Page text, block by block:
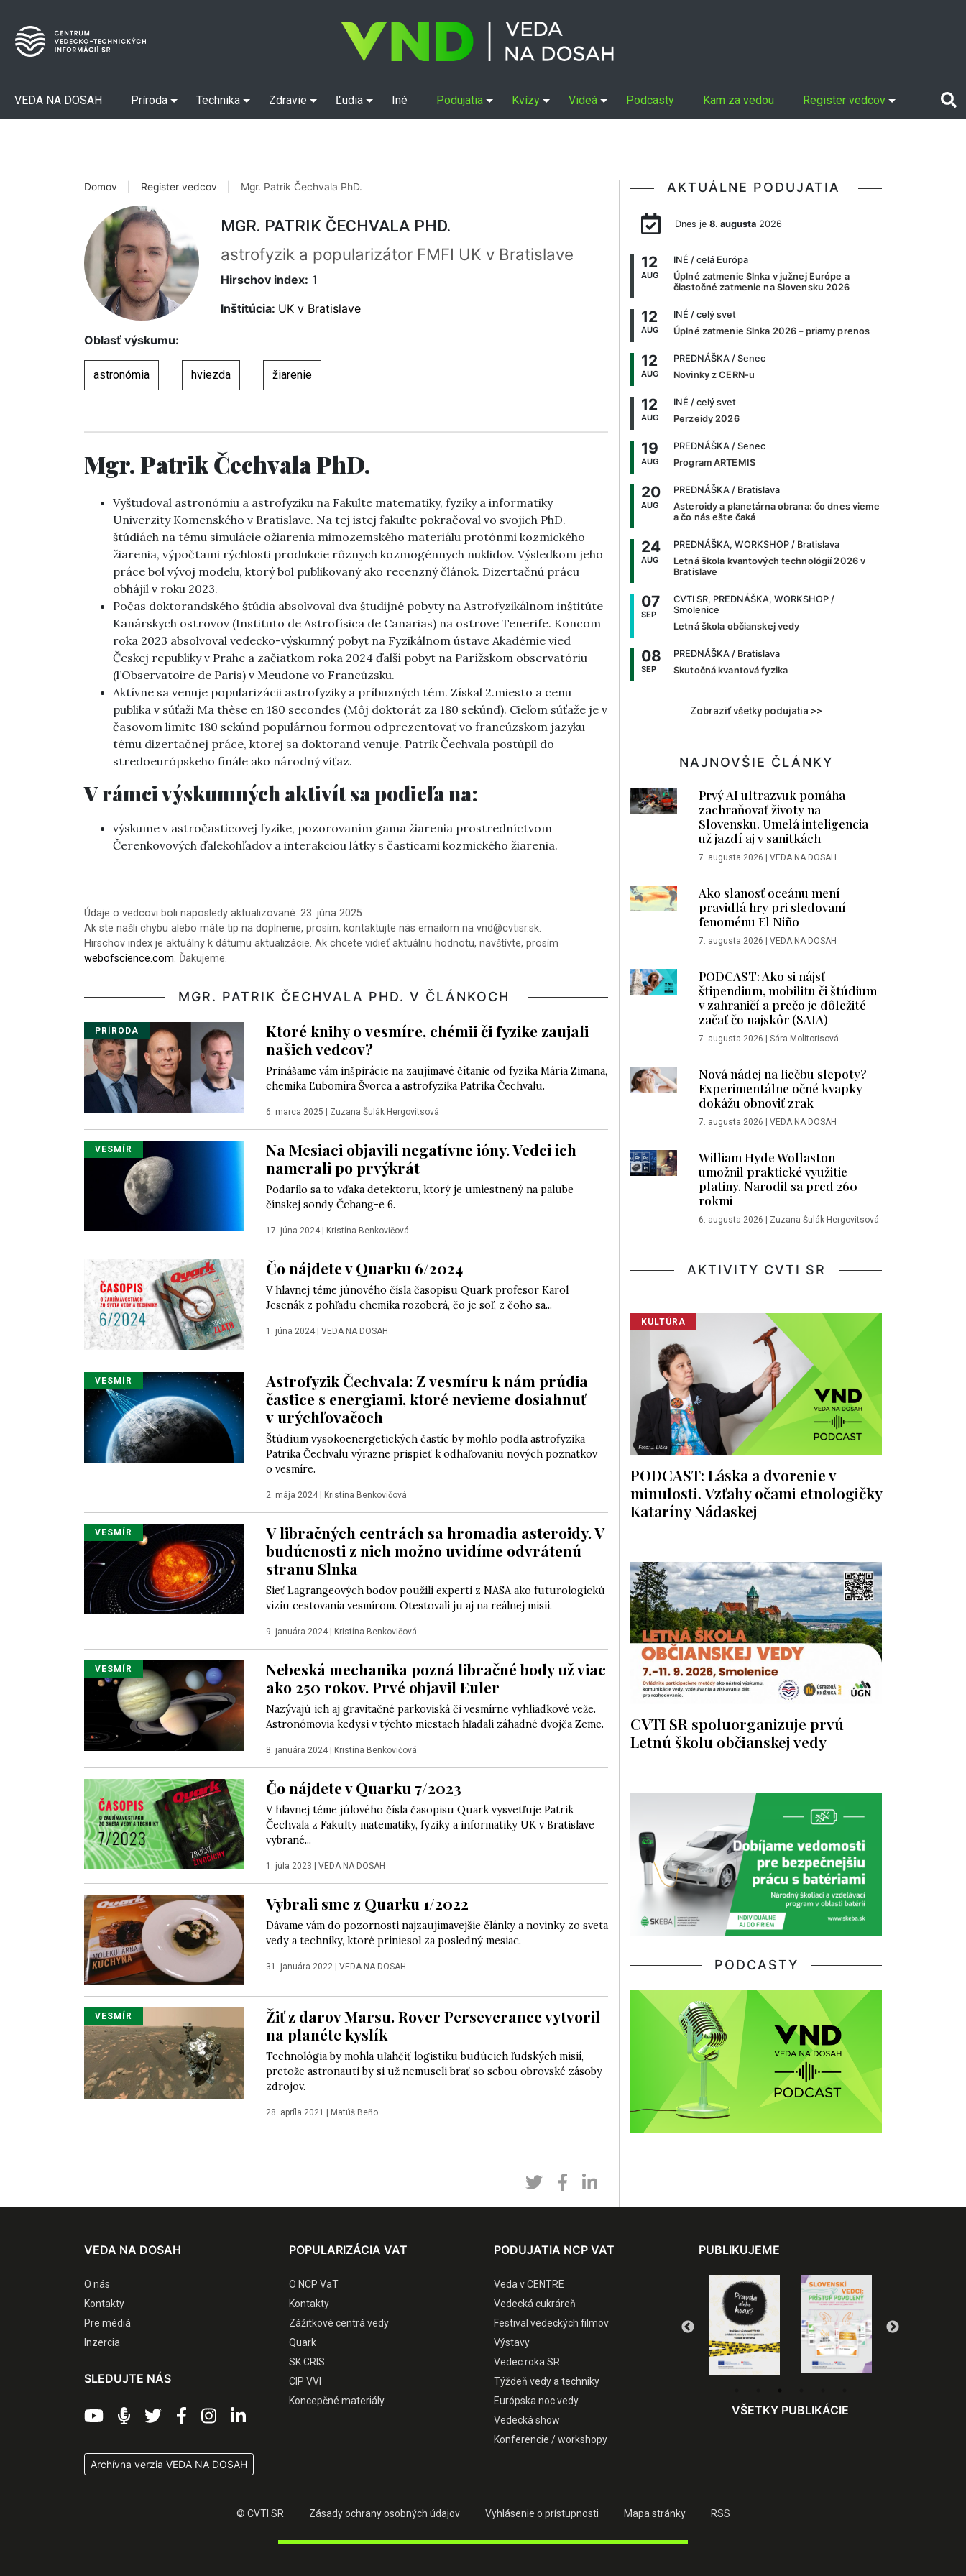
VEDA NA DOSAH Príroda Technika Zdravie Ľudia Iné Podujatia Kvízy Videá Podcasty Kam za vedou Register vedcov
Domov Register vedcov Mgr. Patrik Čechvala PhD.
MGR. PATRIK ČECHVALA PHD.
astrofyzik a popularizátor FMFI UK v Bratislave
Hirschov index: 1
Inštitúcia: UK v Bratislave
Oblasť výskumu:
astronómia hviezda žiarenie
Mgr. Patrik Čechvala PhD.
Vyštudoval astronómiu a astrofyziku na Fakulte matematiky, fyziky a informatiky
Univerzity Komenského v Bratislave. Na tej istej fakulte pokračoval vo svojich PhD.
štúdiách na tému simulácie ožiarenia mimozemského materiálu protónmi kozmického
žiarenia, výpočtami rýchlosti produkcie rôznych kozmogénnych nuklidov. Výsledkom jeho
práce bol vývoj modelu, ktorý bol publikovaný ako recenzný článok. Dizertačnú prácu
obhájil v roku 2023.
Počas doktorandského štúdia absolvoval dva študijné pobyty na Astrofyzikálnom inštitúte
Kanárskych ostrovov (Instituto de Astrofísica de Canarias) na ostrove Tenerife. Koncom
roka 2023 absolvoval vedecko-výskumný pobyt na Fyzikálnom ústave Akadémie vied
Českej republiky v Prahe a začiatkom roka 2024 ďalší pobyt na Parížskom observatóriu
(l’Observatoire de Paris) v Meudone vo Francúzsku.
Aktívne sa venuje popularizácii astrofyziky a príbuzných tém. Získal 2.miesto a cenu
publika v súťaži Ma thèse en 180 secondes (Môj doktorát za 180 sekúnd). Cieľom súťaže je v
časovom limite 180 sekúnd populárnou formou odprezentovať vo francúzskom jazyku
tému dizertačnej práce, ktorej sa doktorand venuje. Patrik Čechvala postúpil do
stredoeurópskeho finále ako národný víťaz.
V rámci výskumných aktivít sa podieľa na:
výskume v astročasticovej fyzike, pozorovaním gama žiarenia prostredníctvom
Čerenkovových ďalekohľadov a interakciou látky s časticami kozmického žiarenia.
Údaje o vedcovi boli naposledy aktualizované: 23. júna 2025
Ak ste našli chybu alebo máte tip na doplnenie, prosím, kontaktujte nás emailom na vnd@cvtisr.sk.
Hirschov index je aktuálny k dátumu aktualizácie. Ak chcete vidieť aktuálnu hodnotu, navštívte, prosím
webofscience.com. Ďakujeme.
MGR. PATRIK ČECHVALA PHD. V ČLÁNKOCH
PRÍRODA
Ktoré knihy o vesmíre, chémii či fyzike zaujali
našich vedcov?
Prinášame vám inšpirácie na zaujímavé čítanie od fyzika Mária Zimana,
chemika Ľubomíra Švorca a astrofyzika Patrika Čechvalu.
6. marca 2025 | Zuzana Šulák Hergovitsová
VESMÍR
Na Mesiaci objavili negatívne ióny. Vedci ich
namerali po prvýkrát
Podarilo sa to vďaka detektoru, ktorý je umiestnený na palube
čínskej sondy Čchang-e 6.
17. júna 2024 | Kristína Benkovičová
Čo nájdete v Quarku 6/2024
V hlavnej téme júnového čísla časopisu Quark profesor Karol
Jesenák z pohľadu chemika rozoberá, čo je soľ, z čoho sa...
1. júna 2024 | VEDA NA DOSAH
VESMÍR
Astrofyzik Čechvala: Z vesmíru k nám prúdia
častice s energiami, ktoré nevieme dosiahnuť
v urýchľovačoch
Štúdium vysokoenergetických častíc by mohlo podľa astrofyzika
Patrika Čechvalu výrazne prispieť k odhaľovaniu nových poznatkov
o vesmíre.
2. mája 2024 Kristína Benkovičová
VESMÍR
V libračných centrách sa hromadia asteroidy. V
budúcnosti z nich možno uvidíme odvrátenú
stranu Slnka
Sieť Lagrangeových bodov použili experti z NASA ako futurologickú
víziu cestovania vesmírom. Otestovali ju aj na reálnej misii.
9. januára 2024 Kristína Benkovičová
VESMÍR
Nebeská mechanika pozná libračné body už viac
ako 250 rokov. Prvé objavil Euler
Nazývajú ich aj gravitačné parkoviská či vesmírne vyhliadkové veže.
Astronómovia kedysi v týchto miestach hľadali záhadné dvojča Zeme.
8. januára 2024 Kristína Benkovičová
Čo nájdete v Quarku 7/2023
V hlavnej téme júlového čísla časopisu Quark vysvetľuje Patrik
Čechvala z Fakulty matematiky, fyziky a informatiky UK v Bratislave
vybrané...
1. júla 2023 VEDA NA DOSAH
Vybrali sme z Quarku 1/2022
Dávame vám do pozornosti najzaujímavejšie články a novinky zo sveta
vedy a techniky, ktoré priniesol za posledný mesiac.
31. januára 2022 VEDA NA DOSAH
VESMÍR
Žiť z darov Marsu. Rover Perseverance vytvoril
na planéte kyslík
Technológia by mohla uľahčiť logistiku budúcich ľudských misií,
pretože astronauti by si už nemuseli brať so sebou obrovské zásoby
zdrojov.
28. apríla 2021 Matúš Beňo
AKTUÁLNE PODUJATIA
Dnes je 8. augusta2026
12
AUG
INÉ / celá Európa
Úplné zatmenie Slnka v južnej Európe a
čiastočné zatmenie na Slovensku 2026
12
AUG
INÉ / celý svet
Úplné zatmenie Slnka 2026 – priamy prenos
12
AUG
PREDNÁŠKA / Senec
Novinky z CERN-u
12
AUG
INÉ / celý svet
Perzeidy 2026
19
AUG
PREDNÁŠKA / Senec
Program ARTEMIS
20
AUG
PREDNÁŠKA / Bratislava
Asteroidy a planetárna obrana: čo dnes vieme
a čo nás ešte čaká
24
AUG
PREDNÁŠKA, WORKSHOP / Bratislava
Letná škola kvantových technológií 2026 v
Bratislave
07
SEP
CVTI SR, PREDNÁŠKA, WORKSHOP /
Smolenice
Letná škola občianskej vedy
08
SEP
PREDNÁŠKA / Bratislava
Skutočná kvantová fyzika
Zobraziť všetky podujatia >>
NAJNOVŠIE ČLÁNKY
Prvý AI ultrazvuk pomáha
zachraňovať životy na
Slovensku. Umelá inteligencia
už jazdí aj v sanitkách
7. augusta 2026 | VEDA NA DOSAH
Ako slanosť oceánu mení
pravidlá hry pri sledovaní
fenoménu El Niño
7. augusta 2026 | VEDA NA DOSAH
PODCAST: Ako si nájsť
štipendium, mobilitu či štúdium
v zahraničí a prečo je dôležité
začať čo najskôr (SAIA)
7. augusta 2026 | Sára Molitorisová
Nová nádej na liečbu slepoty?
Experimentálne očné kvapky
dokážu obnoviť zrak
7. augusta 2026 | VEDA NA DOSAH
William Hyde Wollaston
umožnil praktické využitie
platiny. Narodil sa pred 260
rokmi
6. augusta 2026 | Zuzana Šulák Hergovitsová
AKTIVITY CVTI SR
KULTÚRA
PODCAST: Láska a dvorenie v
minulosti. Vzťahy očami etnologičky
Kataríny Nádaskej
CVTI SR spoluorganizuje prvú
Letnú školu občianskej vedy
PODCASTY
VEDA NA DOSAH
O nás
Kontakty
Pre médiá
Inzercia
SLEDUJTE NÁS
Archívna verzia VEDA NA DOSAH
POPULARIZÁCIA VAT
O NCP VaT
Kontakty
Zážitkové centrá vedy
Quark
SK CRIS
CIP VVI
Koncepčné materiály
PODUJATIA NCP VAT
Veda v CENTRE
Vedecká cukráreň
Festival vedeckých filmov
Výstavy
Vedec roka SR
Týždeň vedy a techniky
Európska noc vedy
Vedecká show
Konferencie / workshopy
PUBLIKUJEME
VŠETKY PUBLIKÁCIE
© CVTI SR Zásady ochrany osobných údajov Vyhlásenie o prístupnosti Mapa stránky RSS